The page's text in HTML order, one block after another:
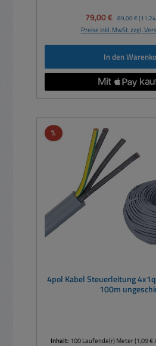
Verkaufspreis:
79,00 € Regulärer Preis:
89,00 €
Preise inkl. MwSt. zzgl.
In den
%Rabatt
4pol Kabel Steuerleitung
100m
Inhalt: 100 Laufende(r) Meter(1,09 €